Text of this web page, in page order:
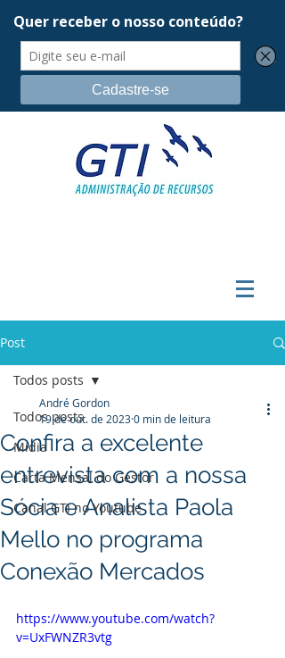
Post
Todos posts
Mídia
Carta Mensal do Gestor
Canal GTI no Youtube
Todos posts
Confira a excelente
entrevista com a nossa
Sócia e Analista Paola
Mello no programa
Conexão Mercados
André Gordon
19 de out. de 20230 min de leitura
https://www.youtube.com/watch?
v=UxFWNZR3vtg